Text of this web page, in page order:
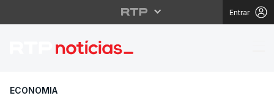
Entrar
Centro de estudos do
ECONOMIA